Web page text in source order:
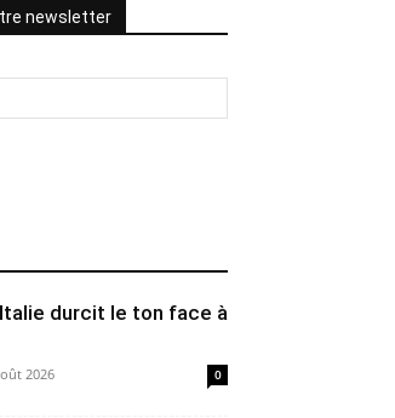
newsletter
durcit le ton face à
2026 0